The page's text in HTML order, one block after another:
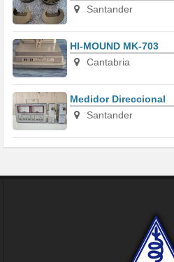
Santander
HI-MOUND MK-703
Cantabria
Medidor Direccional
Santander